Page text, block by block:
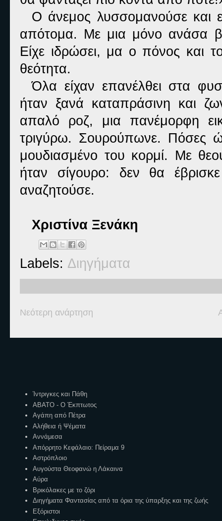
Ο άνεμος λυσσομανούσε και
απότομα. Με μια μόνο ανάσα
Είχε ιδρώσει, μα ο πόνος και
θεότητα.
Όλα είχαν επανέλθει στα
ήταν ξανά καταπράσινη και
απαλό ροζ, μια πανέμορφη
τριγύρω. Σουρούπωνε. Πόσες
μουδιασμένο του κορμί. Με
ήταν σίγουρο: δεν θα
αναζητούσε.
Χριστίνα Ξενάκη
Labels: Διηγήματα
Νεότερη ανάρτηση
Ίντριγκες και Πάθη
ΑΒΑΤΟ - Ο Έκπτωτος
Αγάπη από Πέτρα
Αλήθεια ή Ψέματα
Αννάμεσα
Απόρρητο Κεφάλαιο: Πείραμα 9
Αστρόπλοιο
Αυγούστα Θεοφανώ η Λάκαινα
Αύρα
Βρικόλακες με το ζόρι
Διηγήματα Φαντασίας από τα όρια της ύπαρξης και της ζωής
Εξόριστοι